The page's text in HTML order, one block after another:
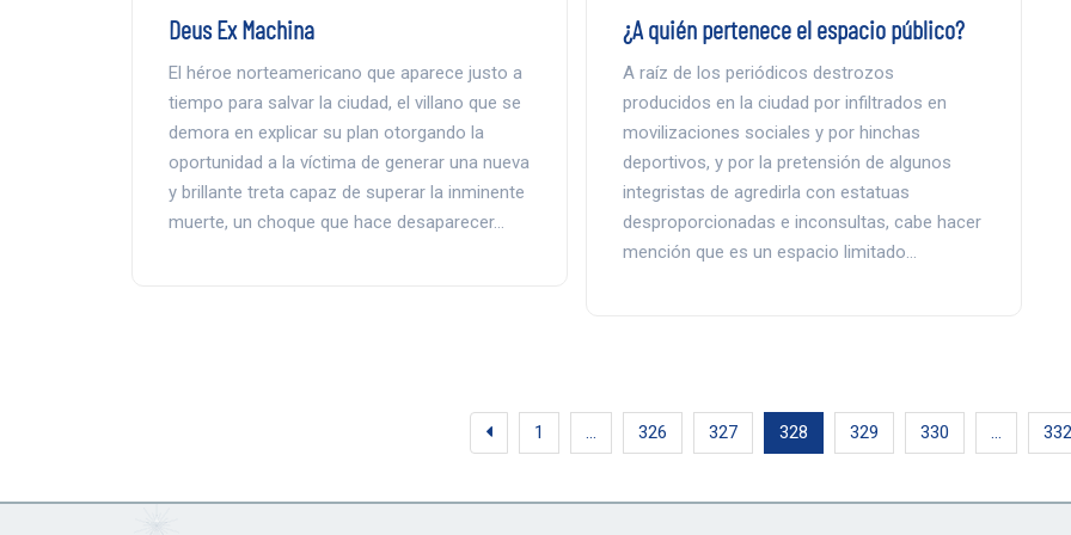
Deus Ex Machina
El héroe norteamericano que aparece justo a
tiempo para salvar la ciudad, el villano que se
demora en explicar su plan otorgando la
oportunidad a la víctima de generar una nueva
y brillante treta capaz de superar la inminente
muerte, un choque que hace desaparecer…
¿A quién pertenece el espacio público?
A raíz de los periódicos destrozos
producidos en la ciudad por infiltrados en
movilizaciones sociales y por hinchas
deportivos, y por la pretensión de algunos
integristas de agredirla con estatuas
desproporcionadas e inconsultas, cabe hacer
mención que es un espacio limitado…
1 … 326 327 328 329 330 … 332